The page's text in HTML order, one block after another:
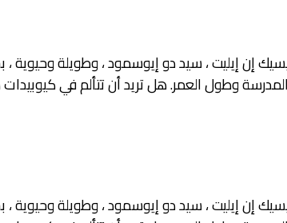
إن إيليت ، سيد دو إيوسمود ، وطويلة
وطول العمر. هل تريد أن تتألم في
إن إيليت ، سيد دو إيوسمود ، وطويلة